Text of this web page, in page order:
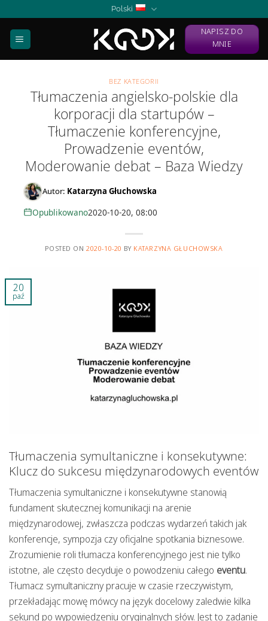
content
Polski
NAPISZ DO
MNIE
BEZ KATEGORII
Tłumaczenia angielsko-polskie dla
korporacji dla startupów –
Tłumaczenie konferencyjne,
Prowadzenie eventów,
Moderowanie debat – Baza Wiedzy
Autor: Katarzyna Głuchowska
Opublikowano2020-10-20, 08:00
POSTED ON2020-10-20 BY KATARZYNA GŁUCHOWSKA
20
paź
Tłumaczenia symultaniczne i konsekutywne:
Klucz do sukcesu międzynarodowych eventów
Tłumaczenia symultaniczne i konsekutywne stanowią
fundament skutecznej komunikacji na arenie
międzynarodowej, zwłaszcza podczas wydarzeń takich jak
konferencje, sympozja czy oficjalne spotkania biznesowe.
Zrozumienie roli tłumacza konferencyjnego jest nie tylko
istotne, ale często decyduje o powodzeniu całego eventu.
Tłumacz symultaniczny pracuje w czasie rzeczywistym,
przekładając mowę mówcy na język docelowy zaledwie kilka
sekund po wypowiedzeniu oryginalnych słów. Jest to zadanie